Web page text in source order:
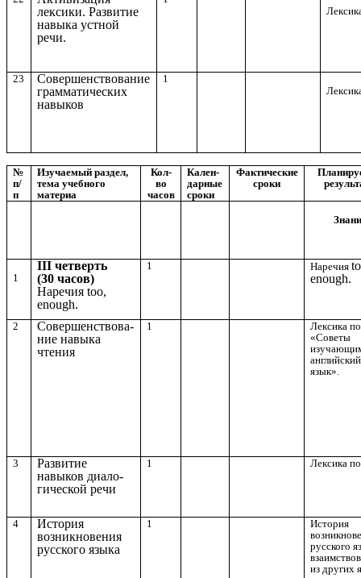
лексики. Развитие
навыка устной
речи.
23
Совершенствование
грамматических
навыков
1
№
п/
п
Изучаемый раздел,
тема учебного
материа
Кол-
во
часов
Кален-
дарные
сроки
Фактические
сроки
1
III четверть
(30 часов)
Наречия too,
enough.
1 Наречия
enough.
2
Совершенствова-
ние навыка
чтения
1
Лексика
«Советы
английский
язык».
3
Развитие
навыков диало-
гической речи
1 Лексика
4
История
возникновения
русского языка
1
История
русского
из других